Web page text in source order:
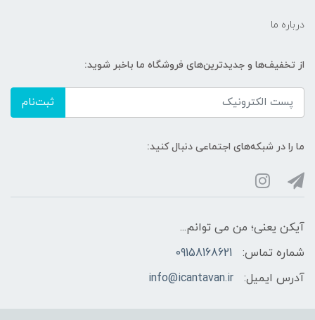
درباره ما
از تخفیف‌ها و جدیدترین‌های فروشگاه ما باخبر شوید:
ثبت‌نام
ما را در شبکه‌های اجتماعی دنبال کنید:
آیکن یعنی؛ من می توانم...
شماره تماس:
09158168621
آدرس ایمیل:
info@icantavan.ir